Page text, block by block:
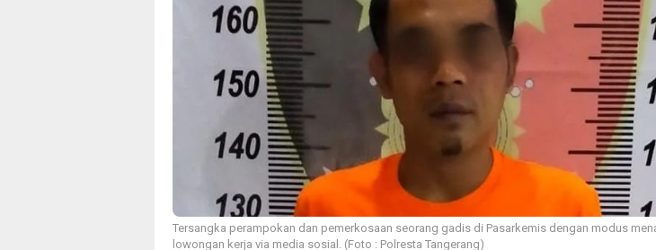
Tersangka perampokan dan pemerkosaan seorang gadis di Pasarkemis dengan modus
lowongan kerja via media sosial. (Foto : Polresta Tangerang)